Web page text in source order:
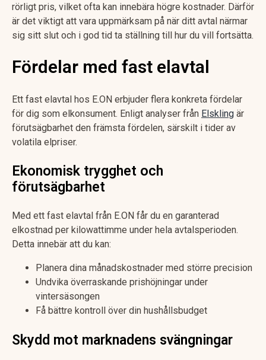
rörligt pris, vilket ofta kan innebära högre kostnader. Därför
är det viktigt att vara uppmärksam på när ditt avtal närmar
sig sitt slut och i god tid ta ställning till hur du vill fortsätta.
Fördelar med fast elavtal
Ett fast elavtal hos E.ON erbjuder flera konkreta fördelar
för dig som elkonsument. Enligt analyser från Elskling är
förutsägbarhet den främsta fördelen, särskilt i tider av
volatila elpriser.
Ekonomisk trygghet och
förutsägbarhet
Med ett fast elavtal från E.ON får du en garanterad
elkostnad per kilowattimme under hela avtalsperioden.
Detta innebär att du kan:
Planera dina månadskostnader med större precision
Undvika överraskande prishöjningar under
vintersäsongen
Få bättre kontroll över din hushållsbudget
Skydd mot marknadens svängningar